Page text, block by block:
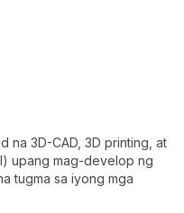
na 3D-CAD, 3D printing, at
upang mag-develop ng
tugma sa iyong mga